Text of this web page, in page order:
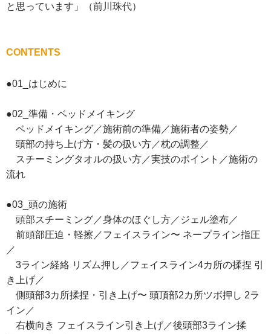
と思っています」（前川珠代）
CONTENTS
●01_はじめに
●02_準備・ベッドメイキング
ベッドメイキング／施術前の準備／施術者の姿勢／
頭部の持ち上げ方・髪の扱い方／枕の調整／
スチーミングタオルの扱い方／実技のポイント／施術の
流れ
●03_頭の施術
頭部スチーミング／身体のほぐし方／ジェル塗布／
前頭部圧迫・軽擦／フェイスライン〜 ネープライン指圧
／
3ライン経絡 リズム押し／フェイスライン4カ所の揉捏 引
き上げ／
側頭部3カ所揉捏・引き上げ〜 頭頂部2カ所ツボ押し 2ラ
イン／
右横向き フェイスライン引き上げ／後頭部3ライン揉